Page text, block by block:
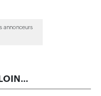
annonceurs